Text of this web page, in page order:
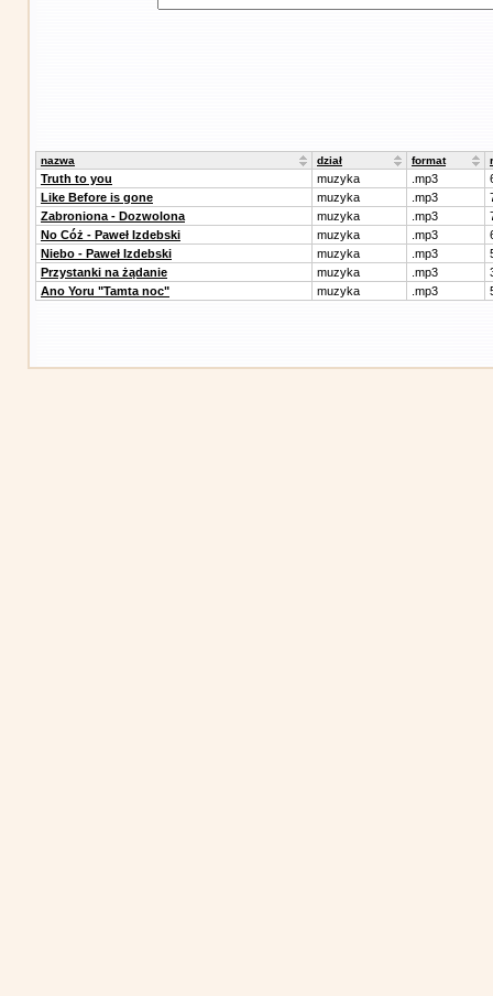
nazwa dział format
Truth to you muzyka .mp3
Like Before is gone
muzyka .mp3
Zabroniona - Dozwolona
muzyka .mp3
No Cóż - Paweł Izdebski
muzyka .mp3
Niebo - Paweł Izdebski
muzyka .mp3
Przystanki na żądanie
muzyka .mp3
Ano Yoru "Tamta noc"
muzyka .mp3